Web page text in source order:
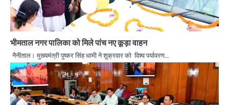
भीमताल नगर पालिका को मिले पांच नए कूड़ा वाहन
नैनीताल। मुख्यमंत्री पुष्कर सिंह धामी ने शुक्रवार को विश्व पर्यावरण…